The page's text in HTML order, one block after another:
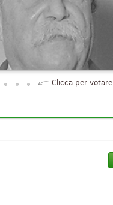
Clicca per votare